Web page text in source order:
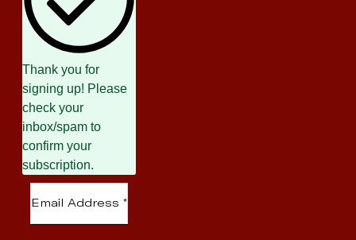
Thank you for
signing up! Please
check your
inbox/spam to
confirm your
subscription.